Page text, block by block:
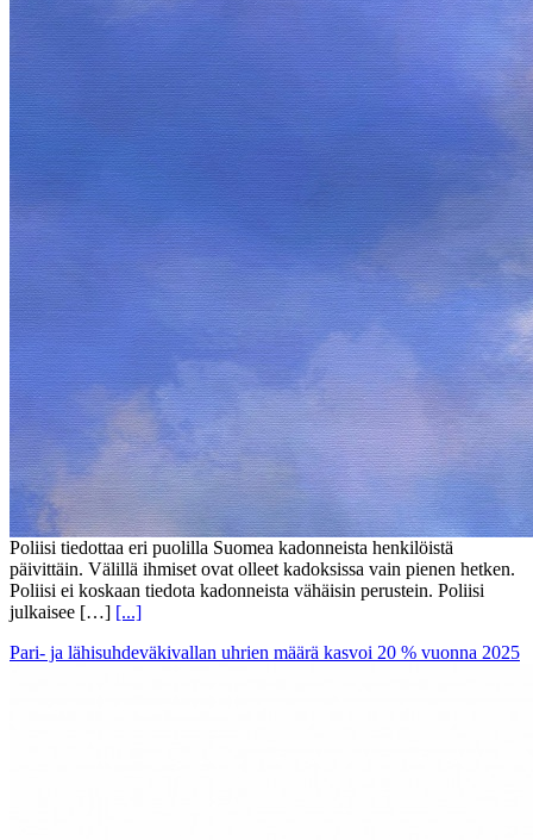
Poliisi tiedottaa eri puolilla Suomea kadonneista henkilöistä
päivittäin. Välillä ihmiset ovat olleet kadoksissa vain pienen hetken.
Poliisi ei koskaan tiedota kadonneista vähäisin perustein. Poliisi
julkaisee […] [...]
Pari- ja lähisuhdeväkivallan uhrien määrä kasvoi 20 % vuonna 2025